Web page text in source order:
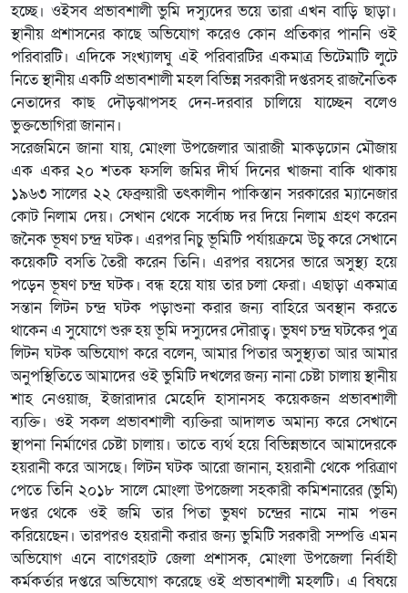
হচ্ছে। ওইসব প্রভাবশালী ভুমি দস্যুদের ভয়ে তারা এখন বাড়ি ছাড়া।
স্থানীয় প্রশাসনের কাছে অভিযোগ করেও কোন প্রতিকার পাননি ওই
পরিবারটি। এদিকে সংখ্যালঘু এই পরিবারটির একমাত্র ভিটেমাটি লুটে
নিতে স্থানীয় একটি প্রভাবশালী মহল বিভিন্ন সরকারী দপ্তরসহ রাজনৈতিক
নেতাদের কাছ দৌড়ঝাপসহ দেন-দরবার চালিয়ে যাচ্ছেন বলেও
ভুক্তভোগিরা জানান।
সরেজমিনে জানা যায়, মোংলা উপজেলার আরাজী মাকড়ঢোন মৌজায়
এক একর ২০ শতক ফসলি জমির দীর্ঘ দিনের খাজনা বাকি থাকায়
১৯৬৩ সালের ২২ ফেব্রুয়ারী তৎকালীন পাকিস্তান সরকারের ম্যানেজার
কোট নিলাম দেয়। সেখান থেকে সর্বোচ্চ দর দিয়ে নিলাম গ্রহণ করেন
জনৈক ভূষণ চন্দ্র ঘটক। এরপর নিচু ভূমিটি পর্যায়ক্রমে উচু করে সেখানে
কয়েকটি বসতি তৈরী করেন তিনি। এরপর বয়সের ভারে অসুস্থ্য হয়ে
পড়েন ভূষণ চন্দ্র ঘটক। বন্ধ হয়ে যায় তার চলা ফেরা। এছাড়া একমাত্র
সন্তান লিটন চন্দ্র ঘটক পড়াশুনা করার জন্য বাহিরে অবস্থান করতে
থাকেন এ সুযোগে শুরু হয় ভূমি দস্যুদের দৌরাত্ব। ভুষণ চন্দ্র ঘটকের পুত্র
লিটন ঘটক অভিযোগ করে বলেন, আমার পিতার অসুস্থ্যতা আর আমার
অনুপস্থিতিতে আমাদের ওই ভুমিটি দখলের জন্য নানা চেষ্টা চালায় স্থানীয়
শাহ নেওয়াজ, ইজারাদার মেহেদি হাসানসহ কয়েকজন প্রভাবশালী
ব্যক্তি। ওই সকল প্রভাবশালী ব্যক্তিরা আদালত অমান্য করে সেখানে
স্থাপনা নির্মাণের চেষ্টা চালায়। তাতে ব্যর্থ হয়ে বিভিন্নভাবে আমাদেরকে
হয়রানী করে আসছে। লিটন ঘটক আরো জানান, হয়রানী থেকে পরিত্রাণ
পেতে তিনি ২০১৮ সালে মোংলা উপজেলা সহকারী কমিশনারের (ভুমি)
দপ্তর থেকে ওই জমি তার পিতা ভুষণ চন্দ্রের নামে নাম পত্তন
করিয়েছেন। তারপরও হয়রানী করার জন্য ভুমিটি সরকারী সম্পত্তি এমন
অভিযোগ এনে বাগেরহাট জেলা প্রশাসক, মোংলা উপজেলা নির্বাহী
কর্মকর্তার দপ্তরে অভিযোগ করেছে ওই প্রভাবশালী মহলটি। এ বিষয়ে